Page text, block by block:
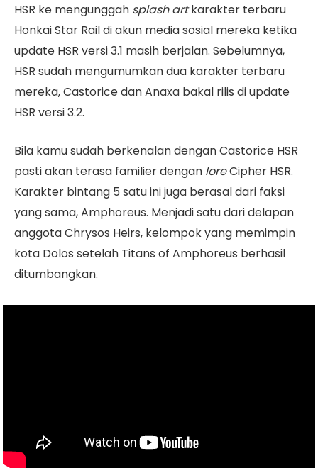
HSR ke mengunggah splash artkarakter terbaru
Honkai Star Rail di akun media sosial mereka ketika
update HSR versi 3.1 masih berjalan. Sebelumnya,
HSR sudah mengumumkan dua karakter terbaru
mereka, Castorice dan Anaxa bakal rilis di update
HSR versi 3.2.
Bila kamu sudah berkenalan dengan Castorice HSR
pasti akan terasa familier dengan loreCipher HSR.
Karakter bintang 5 satu ini juga berasal dari faksi
yang sama, Amphoreus. Menjadi satu dari delapan
anggota Chrysos Heirs, kelompok yang memimpin
kota Dolos setelah Titans of Amphoreus berhasil
ditumbangkan.